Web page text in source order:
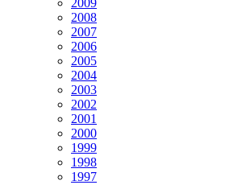
2009
2008
2007
2006
2005
2004
2003
2002
2001
2000
1999
1998
1997